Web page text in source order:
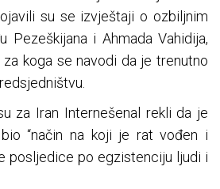
su se izvještaji o ozbiljnim
Pezeškijana i Ahmada Vahidija,
za koga se navodi da je trenutno
za Iran Internešenal rekli da je
“način na koji je rat vođen i
posljedice po egzistenciju ljudi i